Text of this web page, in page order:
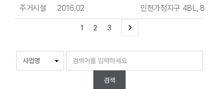
주거시설 2016.02 인천가정지구 4BL, 8BL
1 2 3
검색